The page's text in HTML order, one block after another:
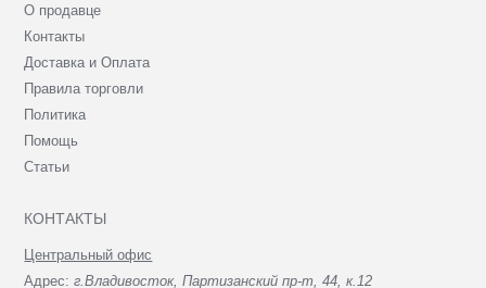
О продавце
Контакты
Доставка и Оплата
Правила торговли
Политика
Помощь
Статьи
КОНТАКТЫ
Центральный офис
Адрес:г.Владивосток, Партизанский пр-т, 44, к.12